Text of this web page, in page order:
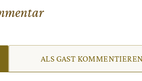
ALS GAST KOMMENTIEREN